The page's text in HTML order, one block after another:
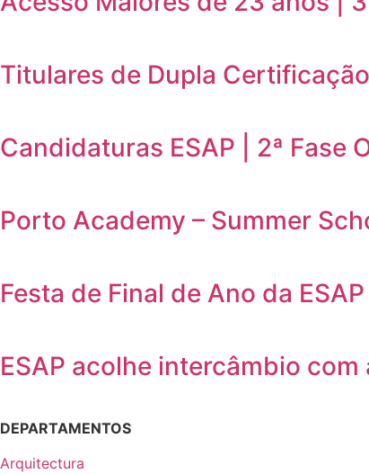
Titulares de Dupla
Candidaturas ESAP | 2ª Fase
Porto Academy – Summer
Festa de Final de Ano da
ESAP acolhe intercâmbio com
DEPARTAMENTOS
Arquitectura